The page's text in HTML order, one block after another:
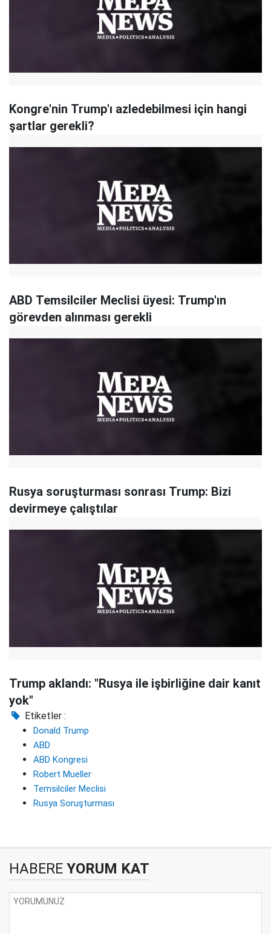
Kongre'nin Trump'ı azledebilmesi için hangi
şartlar gerekli?
ABD Temsilciler Meclisi üyesi: Trump'ın
görevden alınması gerekli
Rusya soruşturması sonrası Trump: Bizi
devirmeye çalıştılar
Trump aklandı: "Rusya ile işbirliğine dair kanıt
yok"
Etiketler :
Donald Trump
ABD
ABD Kongresi
Robert Mueller
Temsilciler Meclisi
Rusya Soruşturması
HABERE YORUM KAT